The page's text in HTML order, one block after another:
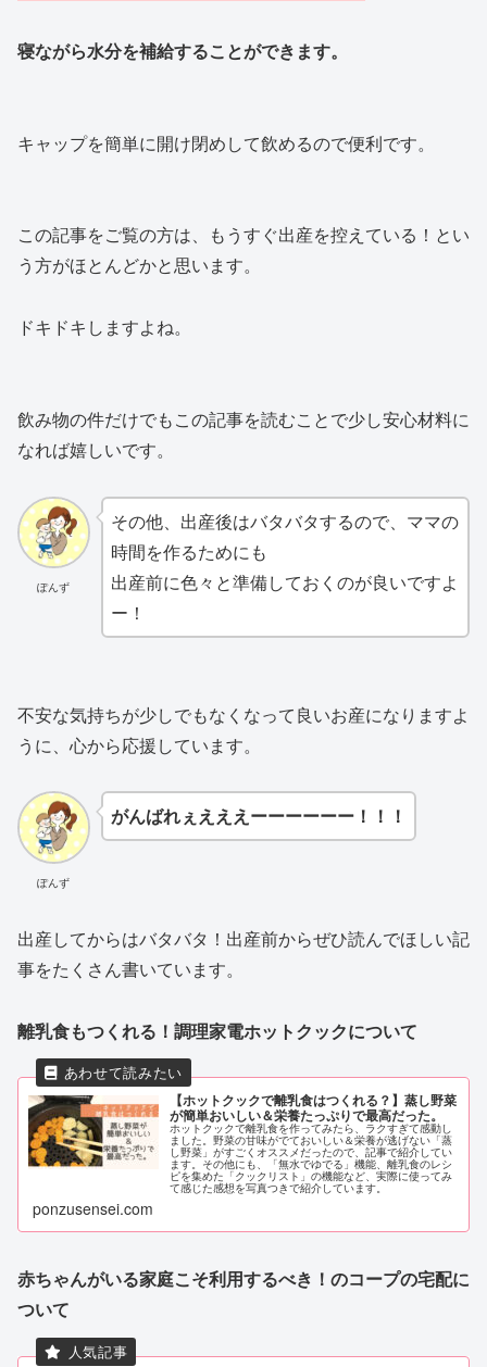
寝ながら水分を補給することができます。
キャップを簡単に開け閉めして飲めるので便利です。
この記事をご覧の方は、もうすぐ出産を控えている！とい
う方がほとんどかと思います。
ドキドキしますよね。
飲み物の件だけでもこの記事を読むことで少し安心材料に
なれば嬉しいです。
ぽんず
その他、出産後はバタバタするので、ママの
時間を作るためにも
出産前に色々と準備しておくのが良いですよ
ー！
不安な気持ちが少しでもなくなって良いお産になりますよ
うに、心から応援しています。
ぽんず
がんばれぇえええーーーーーー！！！
出産してからはバタバタ！出産前からぜひ読んでほしい記
事をたくさん書いています。
離乳食もつくれる！調理家電ホットクックについて
【ホットクックで離乳食はつくれる？】蒸し野菜
が簡単おいしい＆栄養たっぷりで最高だった。
ホットクックで離乳食を作ってみたら、ラクすぎて感動し
ました。野菜の甘味がでておいしい＆栄養が逃げない「蒸
し野菜」がすごくオススメだったので、記事で紹介してい
ます。その他にも、「無水でゆでる」機能、離乳食のレシ
ピを集めた「クックリスト」の機能など、実際に使ってみ
て感じた感想を写真つきで紹介しています。
ponzusensei.com
赤ちゃんがいる家庭こそ利用するべき！のコープの宅配に
ついて